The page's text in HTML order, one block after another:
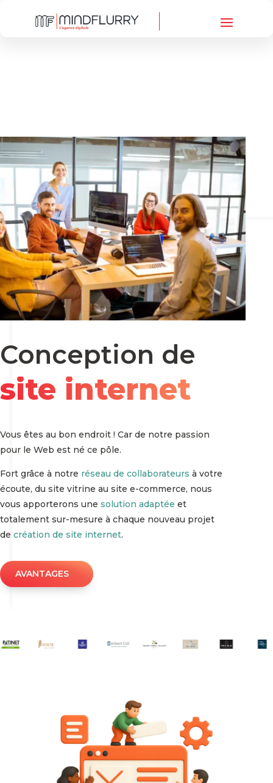
Conception de
site internet
Vous êtes au bon endroit ! Car de notre passion
pour le Web est né ce pôle.
Fort grâce à notre réseau de collaborateurs à votre
écoute, du site vitrine au site e-commerce, nous
vous apporterons une solution adaptée et
totalement sur-mesure à chaque nouveau projet
de création de site internet.
AVANTAGES